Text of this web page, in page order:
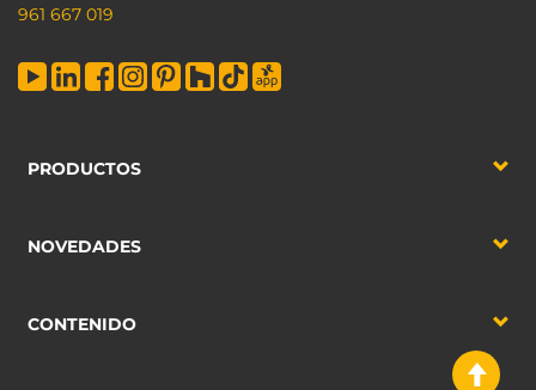
961 667 019
PRODUCTOS
NOVEDADES
CONTENIDO